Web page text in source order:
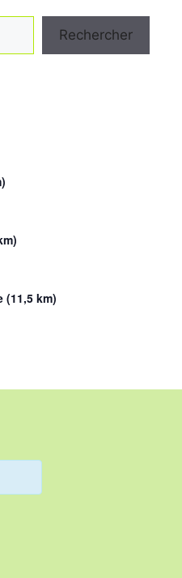
Rechercher
(11,5 km)